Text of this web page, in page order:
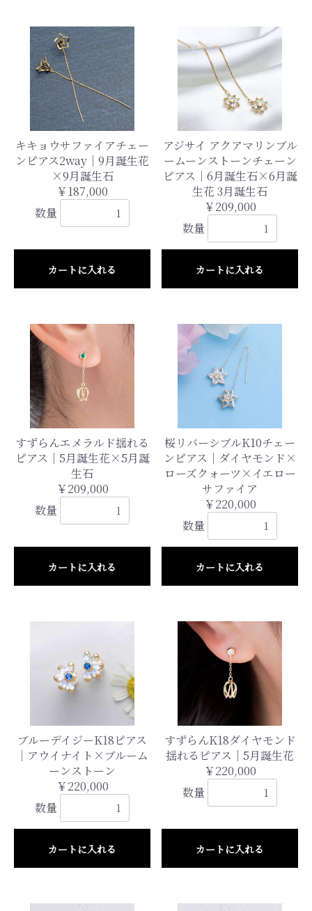
キキョウサファイアチェー
ンピアス2way｜9月誕生花
×9月誕生石
￥187,000
数量
カートに入れる
アジサイ アクアマリンブル
ームーンストーンチェーン
ピアス｜6月誕生石×6月誕
生花 3月誕生石
￥209,000
数量
カートに入れる
すずらんエメラルド揺れる
ピアス｜5月誕生花×5月誕
生石
￥209,000
数量
カートに入れる
桜リバーシブルK10チェー
ンピアス｜ダイヤモンド×
ローズクォーツ×イエロー
サファイア
￥220,000
数量
カートに入れる
ブルーデイジーK18ピアス
｜アウイナイト×ブルーム
ーンストーン
￥220,000
数量
カートに入れる
すずらんK18ダイヤモンド
揺れるピアス｜5月誕生花
￥220,000
数量
カートに入れる